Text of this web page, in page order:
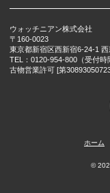
ウォッチニアン株式会社
〒160-0023
東京都新宿区西新宿6-24-1
TEL：0120-954-800（受付時
古物営業許可 [第
ホーム
©